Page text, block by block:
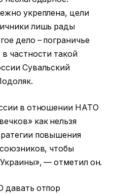
укреплена, цели
лишь рады
дело – пограничье
частности такой
Сувальский
в отношении НАТО
как нельзя
повышения
чтобы
— отметил он.
давать отпор